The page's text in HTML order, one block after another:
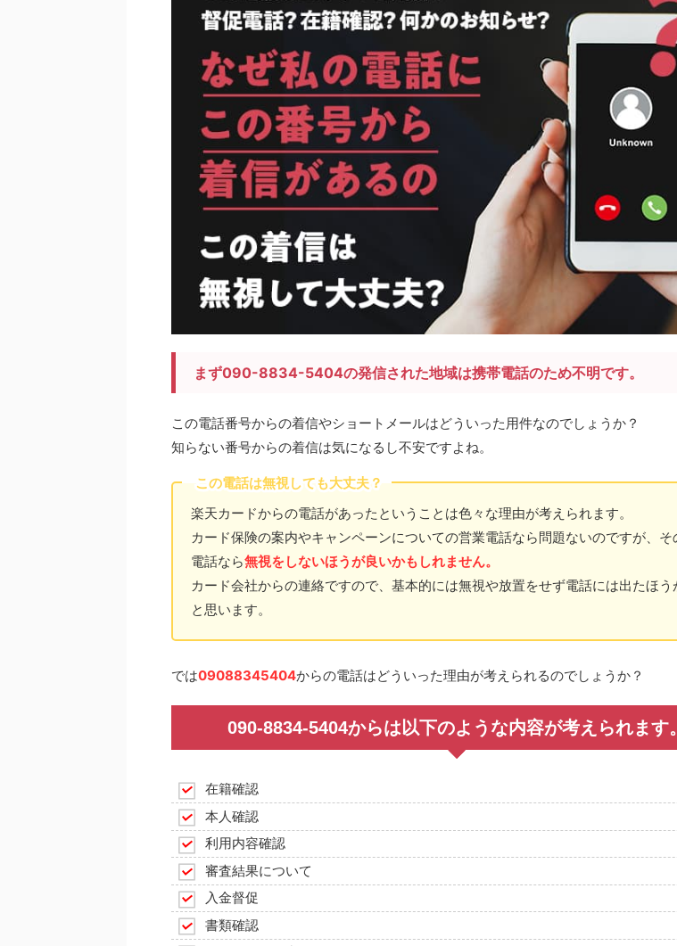
まず090-8834-5404の発信された地域は携帯電話のため不明です。
この電話番号からの着信やショートメールはどういった用件なのでしょうか？
知らない番号からの着信は気になるし不安ですよね。
この電話は無視しても大丈夫？
楽天カードからの電話があったということは色々な理由が考えられます。
カード保険の案内やキャンペーンについての営業電話なら問題ないのですが、そ
電話なら無視をしないほうが良いかもしれません。
カード会社からの連絡ですので、基本的には無視や放置をせず電話には出たほう
と思います。
では09088345404からの電話はどういった理由が考えられるのでしょうか？
090-8834-5404からは以下のような内容が考えられます。
在籍確認
本人確認
利用内容確認
審査結果について
入金督促
書類確認